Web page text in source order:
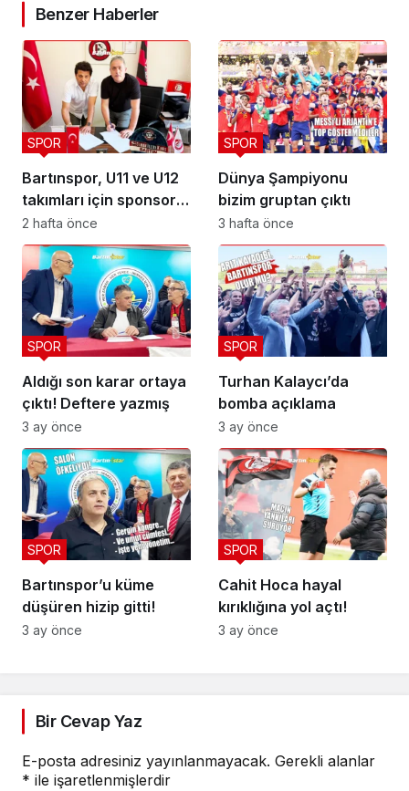
Benzer Haberler
Bartınspor, U11 ve U12
takımları için sponsor
buldu
SPOR
2 hafta önce
Dünya Şampiyonu
bizim gruptan çıktı
SPOR
3 hafta önce
Aldığı son karar ortaya
çıktı! Deftere yazmış
SPOR
3 ay önce
Turhan Kalaycı’da
bomba açıklama
SPOR
3 ay önce
Bartınspor’u küme
düşüren hizip gitti!
SPOR
3 ay önce
Cahit Hoca hayal
kırıklığına yol açtı!
SPOR
3 ay önce
Bir Cevap Yaz
E-posta adresiniz yayınlanmayacak. Gerekli alanlar
* ile işaretlenmişlerdir